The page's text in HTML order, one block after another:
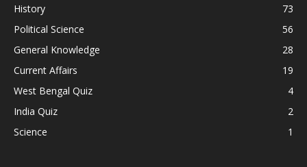
History
73
Political Science
56
General Knowledge
28
Current Affairs
19
West Bengal Quiz
4
India Quiz
2
Science
1